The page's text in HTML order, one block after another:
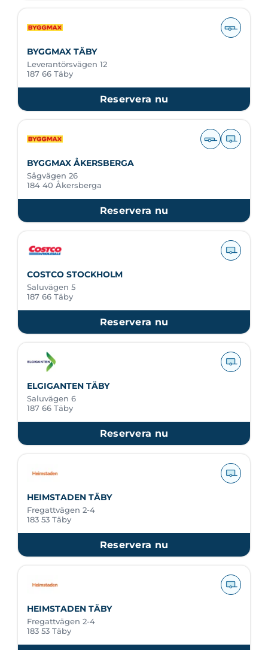
BYGGMAX TÄBY
Leverantörsvägen 12
187 66 Täby
Reservera nu
BYGGMAX ÅKERSBERGA
Sågvägen 26
184 40 Åkersberga
Reservera nu
COSTCO STOCKHOLM
Saluvägen 5
187 66 Täby
Reservera nu
ELGIGANTEN TÄBY
Saluvägen 6
187 66 Täby
Reservera nu
HEIMSTADEN TÄBY
Fregattvägen 2-4
183 53 Täby
Reservera nu
HEIMSTADEN TÄBY
Fregattvägen 2-4
183 53 Täby